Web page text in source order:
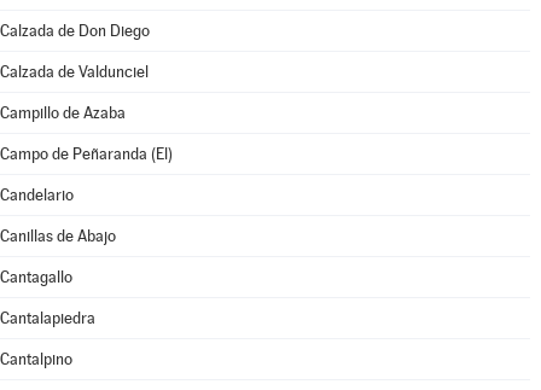
Calzada de Don Diego
Calzada de Valdunciel
Campillo de Azaba
Campo de Peñaranda (El)
Candelario
Canillas de Abajo
Cantagallo
Cantalapiedra
Cantalpino